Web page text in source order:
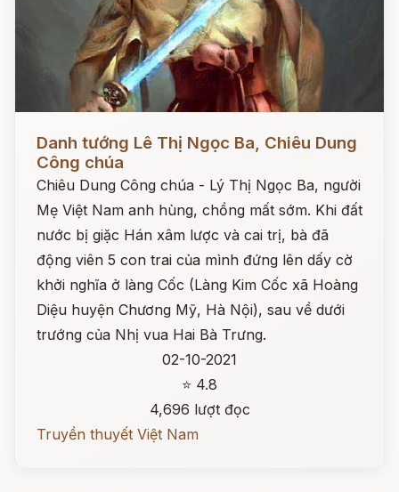
Danh tướng Lê Thị Ngọc Ba, Chiêu Dung
Công chúa
Chiêu Dung Công chúa - Lý Thị Ngọc Ba, người
Mẹ Việt Nam anh hùng, chồng mất sớm. Khi đất
nước bị giặc Hán xâm lược và cai trị, bà đã
động viên 5 con trai của mình đứng lên dấy cờ
khởi nghĩa ở làng Cốc (Làng Kim Cốc xã Hoàng
Diệu huyện Chương Mỹ, Hà Nội), sau về dưới
trướng của Nhị vua Hai Bà Trưng.
02-10-2021
⭐ 4.8
4,696 lượt đọc
Truyền thuyết Việt Nam